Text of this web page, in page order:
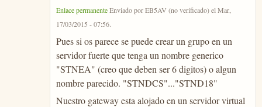
Enlace permanenteEnviado porEB5AV (no verificado)elMar,
17/03/2015 - 07:56.
Pues si os parece se puede crear un grupo en un
servidor fuerte que tenga un nombre generico
"STNEA" (creo que deben ser 6 digitos) o algun
nombre parecido. "STNDCS"..."STND18"
Nuestro gateway esta alojado en un servidor virtual